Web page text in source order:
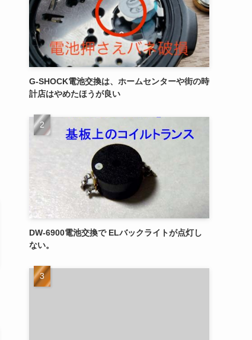
G-SHOCK電池交換は、ホームセンターや街の時
計店はやめたほうが良い
DW-6900電池交換で ELバックライトが点灯し
ない。